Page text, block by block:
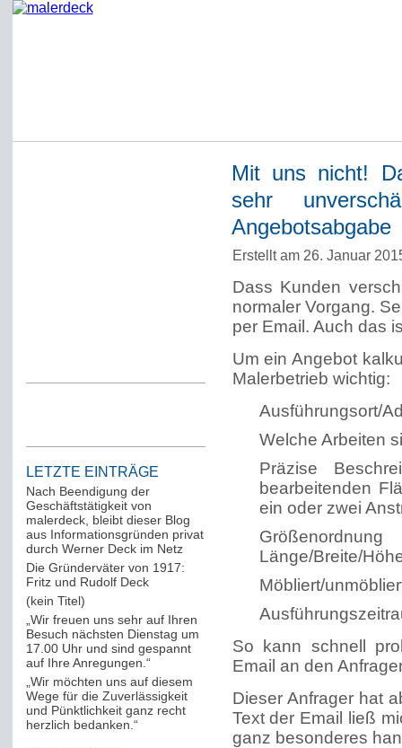
LETZTE EINTRÄGE
Nach Beendigung der
Geschäftstätigkeit von
malerdeck, bleibt dieser Blog
aus Informationsgründen privat
durch Werner Deck im Netz
Die Gründerväter von 1917:
Fritz und Rudolf Deck
(kein Titel)
„Wir freuen uns sehr auf Ihren
Besuch nächsten Dienstag um
17.00 Uhr und sind gespannt
auf Ihre Anregungen.“
„Wir möchten uns auf diesem
Wege für die Zuverlässigkeit
und Pünktlichkeit ganz recht
herzlich bedanken.“
Mit uns nicht!
sehr
Angebotsabgabe
Erstellt am 26. Januar
Dass Kunden
normaler Vorgang.
per Email. Auch das
Um ein Angebot
Malerbetrieb wichtig:
Ausführungsort/
Welche Arbeiten
Präzise
bearbeitenden
ein oder zwei
Länge/Breite/
Möbliert/
So kann schnell
Email an den
Dieser Anfrager hat
Text der Email ließ
ganz besonderes